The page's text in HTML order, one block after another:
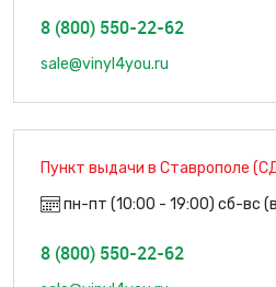
8 (800) 550-22-62
sale@vinyl4you.ru
Пункт выдачи в Ставрополе
пн-пт (10:00 - 19:00) сб-вс
8 (800) 550-22-62